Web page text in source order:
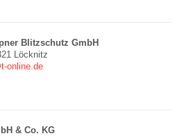
Blitzschutz GmbH
Löcknitz
online.de
& Co. KG